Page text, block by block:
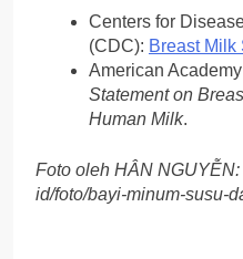
Centers for
(CDC): Breast Milk
American
Statement on
Human Milk.
Foto oleh HÂN
id/foto/bayi-minum-susu-